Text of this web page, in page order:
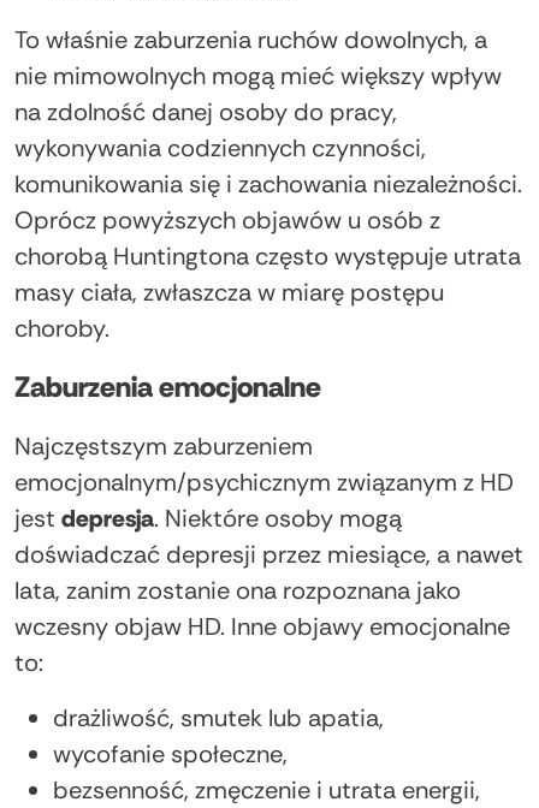
To właśnie zaburzenia ruchów dowolnych, a
nie mimowolnych mogą mieć większy wpływ
na zdolność danej osoby do pracy,
wykonywania codziennych czynności,
komunikowania się i zachowania niezależności.
Oprócz powyższych objawów u osób z
chorobą Huntingtona często występuje utrata
masy ciała, zwłaszcza w miarę postępu
choroby.
Zaburzenia emocjonalne
Najczęstszym zaburzeniem
emocjonalnym/psychicznym związanym z HD
jest depresja. Niektóre osoby mogą
doświadczać depresji przez miesiące, a nawet
lata, zanim zostanie ona rozpoznana jako
wczesny objaw HD. Inne objawy emocjonalne
to:
drażliwość, smutek lub apatia,
wycofanie społeczne,
bezsenność, zmęczenie i utrata energii,